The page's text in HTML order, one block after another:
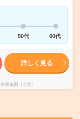
50代 60代
詳しく見る
事業部（全国）